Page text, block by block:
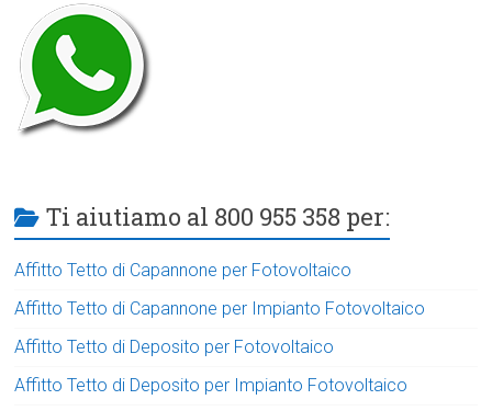
Ti aiutiamo al 800 955 358 per:
Affitto Tetto di Capannone per Fotovoltaico
Affitto Tetto di Capannone per Impianto Fotovoltaico
Affitto Tetto di Deposito per Fotovoltaico
Affitto Tetto di Deposito per Impianto Fotovoltaico